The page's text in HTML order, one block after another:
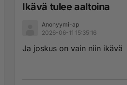
Ikävä tulee aaltoina
Anonyymi-ap
2026-06-11 15:35:16
Ja joskus on vain niin ikävä